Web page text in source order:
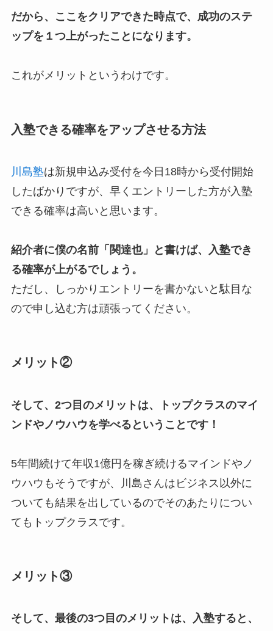
だから、ここをクリアできた時点で、成功のステ
ップを１つ上がったことになります。
これがメリットというわけです。
入塾できる確率をアップさせる方法
川島塾は新規申込み受付を今日18時から受付開始
したばかりですが、早くエントリーした方が入塾
できる確率は高いと思います。
紹介者に僕の名前「関達也」と書けば、入塾でき
る確率が上がるでしょう。
ただし、しっかりエントリーを書かないと駄目な
ので申し込む方は頑張ってください。
メリット②
そして、2つ目のメリットは、トップクラスのマイ
ンドやノウハウを学べるということです！
5年間続けて年収1億円を稼ぎ続けるマインドやノ
ウハウもそうですが、川島さんはビジネス以外に
ついても結果を出しているのでそのあたりについ
てもトップクラスです。
メリット③
そして、最後の3つ目のメリットは、入塾すると、